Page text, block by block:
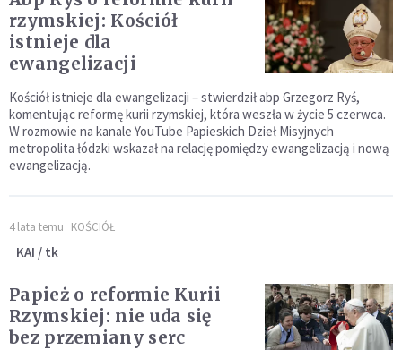
rzymskiej: Kościół
istnieje dla
ewangelizacji
Kościół istnieje dla ewangelizacji – stwierdził abp Grzegorz Ryś,
komentując reformę kurii rzymskiej, która weszła w życie 5 czerwca.
W rozmowie na kanale YouTube Papieskich Dzieł Misyjnych
metropolita łódzki wskazał na relację pomiędzy ewangelizacją i nową
ewangelizacją.
4 lata temu KOŚCIÓŁ
KAI / tk
Papież o reformie Kurii
Rzymskiej: nie uda się
bez przemiany serc